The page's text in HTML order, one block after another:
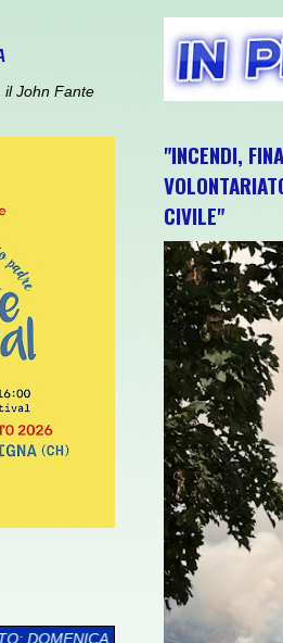
il John Fante
LIDO ACCOGLIE LA
"INCENDI,
CIVILE"